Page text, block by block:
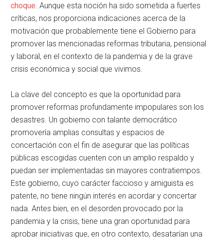
choque . Aunque esta noción ha sido sometida a fuertes
críticas, nos proporciona indicaciones acerca de la
motivación que probablemente tiene el Gobierno para
promover las mencionadas reformas tributaria, pensional
y laboral, en el contexto de la pandemia y de la grave
crisis económica y social que vivimos.
La clave del concepto es que la oportunidad para
promover reformas profundamente impopulares son los
desastres. Un gobierno con talante democrático
promovería amplias consultas y espacios de
concertación con el fin de asegurar que las políticas
públicas escogidas cuenten con un amplio respaldo y
puedan ser implementadas sin mayores contratiempos.
Este gobierno, cuyo carácter faccioso y amiguista es
patente, no tiene ningún interés en acordar y concertar
nada. Antes bien, en el desorden provocado por la
pandemia y la crisis, tiene una gran oportunidad para
aprobar iniciativas que, en otro contexto, desatarían una